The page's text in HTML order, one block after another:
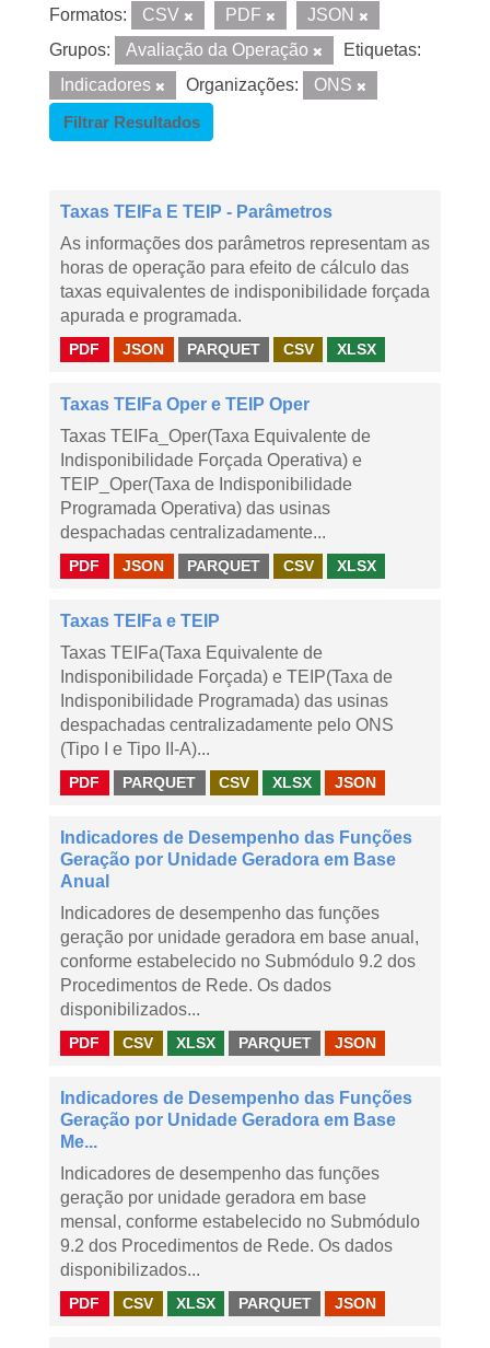
Formatos: CSV PDF
JSON
Grupos:
Avaliação da Operação
Etiquetas:
Indicadores
Organizações:
ONS
Filtrar Resultados
Taxas TEIFa E TEIP - Parâmetros
As informações dos parâmetros representam as
horas de operação para efeito de cálculo das
taxas equivalentes de indisponibilidade forçada
apurada e programada.
PDF JSON PARQUET CSV XLSX
Taxas TEIFa Oper e TEIP Oper
Taxas TEIFa_Oper(Taxa Equivalente de
Indisponibilidade Forçada Operativa) e
TEIP_Oper(Taxa de Indisponibilidade
Programada Operativa) das usinas
despachadas centralizadamente...
PDF JSON PARQUET CSV XLSX
Taxas TEIFa e TEIP
Taxas TEIFa(Taxa Equivalente de
Indisponibilidade Forçada) e TEIP(Taxa de
Indisponibilidade Programada) das usinas
despachadas centralizadamente pelo ONS
(Tipo I e Tipo II-A)...
PDF PARQUET CSV XLSX JSON
Indicadores de Desempenho das Funções
Geração por Unidade Geradora em Base
Anual
Indicadores de desempenho das funções
geração por unidade geradora em base anual,
conforme estabelecido no Submódulo 9.2 dos
Procedimentos de Rede. Os dados
disponibilizados...
PDF CSV XLSX PARQUET JSON
Indicadores de Desempenho das Funções
Geração por Unidade Geradora em Base
Me...
Indicadores de desempenho das funções
geração por unidade geradora em base
mensal, conforme estabelecido no Submódulo
9.2 dos Procedimentos de Rede. Os dados
disponibilizados...
PDF CSV XLSX PARQUET JSON